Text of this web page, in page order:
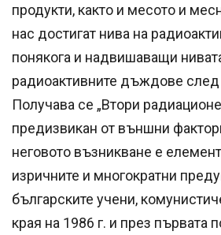
продукти, както и месото и
нас достигат нива на
понякога и надвишаващи
радиоактивните дъждове след
Получава се „Втори
предизвикан от външни
неговото възникване е
изричните и многократни
българските учени,
края на 1986 г. и през първата